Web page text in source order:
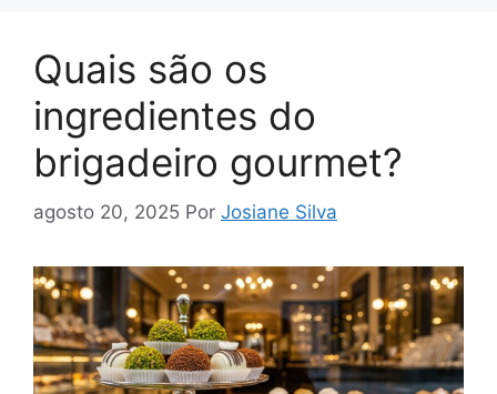
Quais são os
ingredientes do
brigadeiro gourmet?
agosto 20, 2025 Por Josiane Silva